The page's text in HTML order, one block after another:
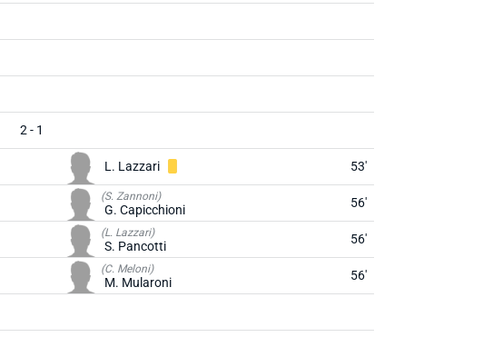
2 - 1
L. Lazzari 53'
(S. Zannoni)
G. Capicchioni 56'
(L. Lazzari)
S. Pancotti 56'
(C. Meloni)
M. Mularoni 56'